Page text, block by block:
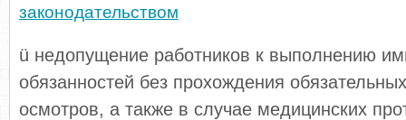
законодательством
ü недопущение работников к выполнению
обязанностей без прохождения
осмотров, а также в случае медицинских